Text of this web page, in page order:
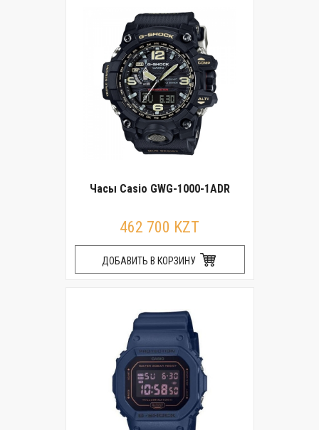
Часы Casio GWG-1000-1ADR
462 700 KZT
ДОБАВИТЬ В КОРЗИНУ